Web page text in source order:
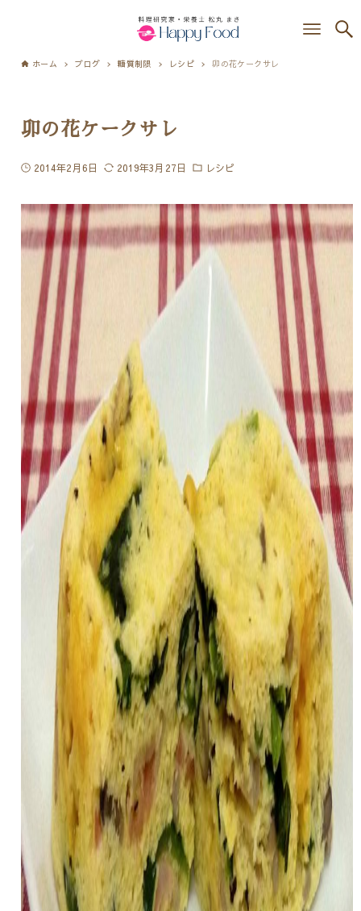
ホーム ブログ 糖質制限 レシピ 卯の花ケークサレ
卯の花ケークサレ
2014年2月6日 2019年3月27日 レシピ